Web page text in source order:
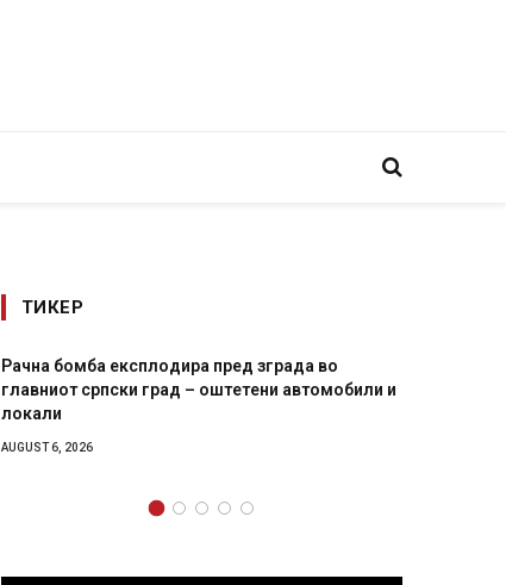
ТИКЕР
Рачна бомба експлодира пред зграда во
главниот српски град – оштетени автомобили и
локали
AUGUST 6, 2026